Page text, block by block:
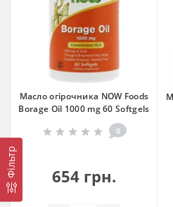
Фільтр
Масло огірочника NOW Foods
Borage Oil 1000 mg 60 Softgels
0
654 грн.